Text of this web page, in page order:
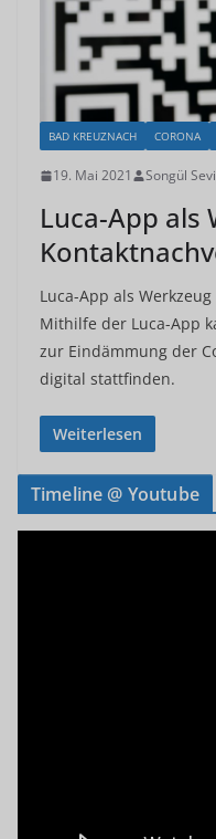
BAD KREUZNACH CORONA
19. Mai 2021 Songül
Luca-App als
Luca-App als
Mithilfe der Luca-App
zur Eindämmung der
digital stattfinden.
Weiterlesen
Timeline @ Youtube